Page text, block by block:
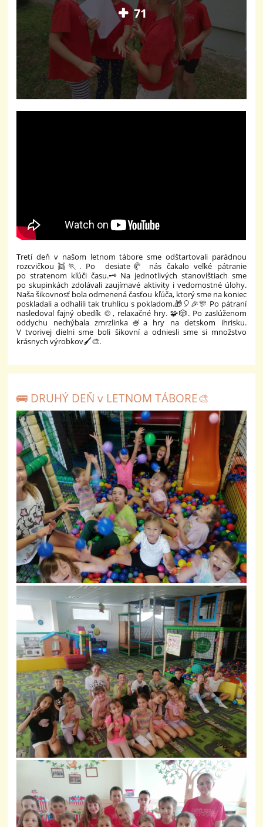
71
Tretí deň v našom letnom tábore sme odštartovali parádnou
rozcvičkou👯🏃. Po desiate🥐 nás čakalo veľké pátranie
po stratenom kľúči času.🗝️Na jednotlivých stanovištiach sme
po skupinkách zdolávali zaujímavé aktivity i vedomostné úlohy.
Naša šikovnosť bola odmenená časťou kľúča, ktorý sme na koniec
poskladali a odhalili tak truhlicu s pokladom.🎁🎈🎉🎊 Po pátraní
nasledoval fajný obedík 🍲, relaxačné hry. 🧩🎲. Po zaslúženom
oddychu nechýbala zmrzlinka🍧a hry na detskom ihrisku.
V tvorivej dielni sme boli šikovní a odniesli sme si množstvo
krásnych výrobkov🖌️🎨.
🚌 DRUHÝ DEŇ v LETNOM TÁBORE🎨